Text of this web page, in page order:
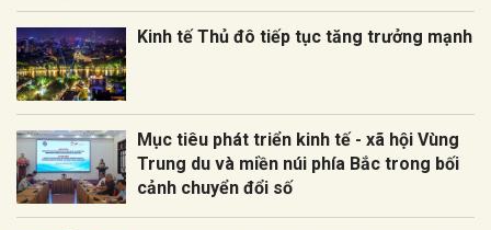
Kinh tế Thủ đô tiếp tục tăng trưởng mạnh
Mục tiêu phát triển kinh tế - xã hội Vùng
Trung du và miền núi phía Bắc trong bối
cảnh chuyển đổi số